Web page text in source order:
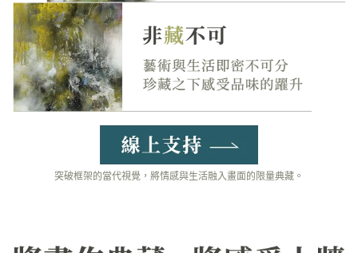
突破框架的當代視覺，將情感與生活融入畫面的限量典藏。